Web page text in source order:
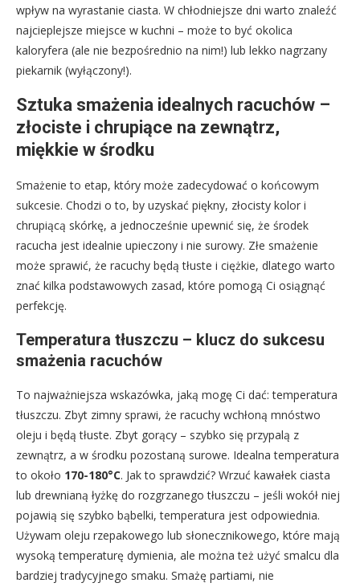
wpływ na wyrastanie ciasta. W chłodniejsze dni warto znaleźć
najcieplejsze miejsce w kuchni – może to być okolica
kaloryfera (ale nie bezpośrednio na nim!) lub lekko nagrzany
piekarnik (wyłączony!).
Sztuka smażenia idealnych racuchów –
złociste i chrupiące na zewnątrz,
miękkie w środku
Smażenie to etap, który może zadecydować o końcowym
sukcesie. Chodzi o to, by uzyskać piękny, złocisty kolor i
chrupiącą skórkę, a jednocześnie upewnić się, że środek
racucha jest idealnie upieczony i nie surowy. Złe smażenie
może sprawić, że racuchy będą tłuste i ciężkie, dlatego warto
znać kilka podstawowych zasad, które pomogą Ci osiągnąć
perfekcję.
Temperatura tłuszczu – klucz do sukcesu
smażenia racuchów
To najważniejsza wskazówka, jaką mogę Ci dać: temperatura
tłuszczu. Zbyt zimny sprawi, że racuchy wchłoną mnóstwo
oleju i będą tłuste. Zbyt gorący – szybko się przypalą z
zewnątrz, a w środku pozostaną surowe. Idealna temperatura
to około 170-180°C. Jak to sprawdzić? Wrzuć kawałek ciasta
lub drewnianą łyżkę do rozgrzanego tłuszczu – jeśli wokół niej
pojawią się szybko bąbelki, temperatura jest odpowiednia.
Używam oleju rzepakowego lub słonecznikowego, które mają
wysoką temperaturę dymienia, ale można też użyć smalcu dla
bardziej tradycyjnego smaku. Smażę partiami, nie